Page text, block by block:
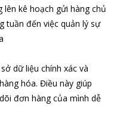
lên kê hoạch gửi hàng chủ
tuần đến việc quản lý sự
dữ liệu chính xác và
hóa. Điều này giúp
đơn hàng của mình dễ